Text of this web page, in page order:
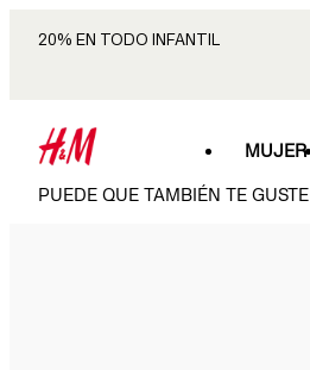
20% EN TODO INFANTIL
MUJER
PUEDE QUE TAMBIÉN TE GUSTE